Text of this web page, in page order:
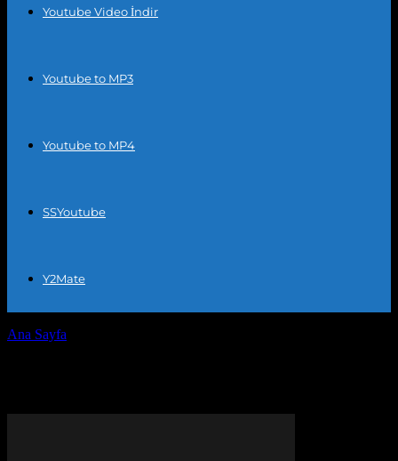
Youtube Video İndir
Youtube to MP3
Youtube to MP4
SSYoutube
Y2Mate
Ana Sayfa